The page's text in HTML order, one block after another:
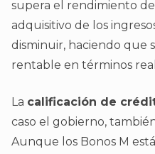
supera el rendimiento
adquisitivo de los
disminuir, haciendo que
rentable en términos
La calificación de
caso el gobierno,
Aunque los Bonos M